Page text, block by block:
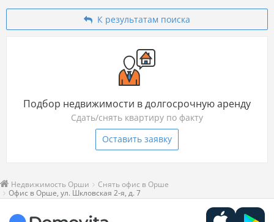
К результатам поиска
Подбор недвижимости в долгосрочную аренду
Сдать/снять квартиру по факту
Оставить заявку
Недвижимость Орши
Снять офис в Орше
Офис в Орше, ул. Шкловская 2-я, д. 7